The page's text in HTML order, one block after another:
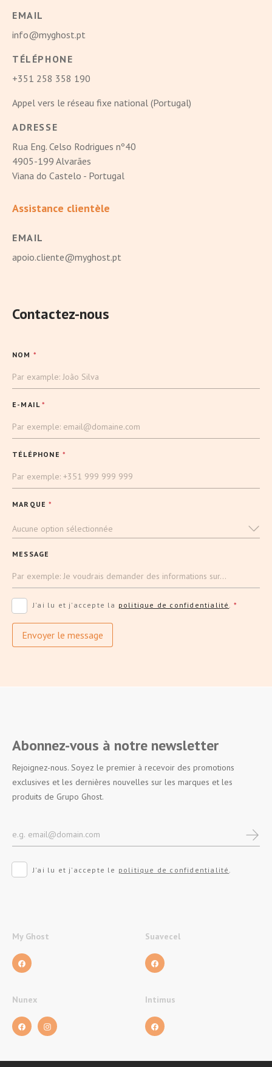
EMAIL
info@myghost.pt
TÉLÉPHONE
+351 258 358 190
Appel vers le réseau fixe national (Portugal)
ADRESSE
Rua Eng. Celso Rodrigues nº40
4905-199 Alvarães
Viana do Castelo - Portugal
Assistance clientèle
EMAIL
apoio.cliente@myghost.pt
Contactez-nous
NOM *
E-MAIL*
TÉLÉPHONE *
MARQUE*
Aucune option sélectionnée
MESSAGE
J'ai lu et j'accepte la politique de confidentialité *
Envoyer le message
Abonnez-vous à notre newsletter
Rejoignez-nous. Soyez le premier à recevoir des promotions
exclusives et les dernières nouvelles sur les marques et les
produits de Grupo Ghost.
J'ai lu et j'accepte le politique de confidentialité.
My Ghost Suavecel
Nunex Intimus